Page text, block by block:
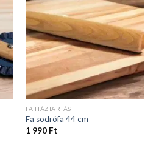
FA HÁZTARTÁS
Fa sodrófa 44 cm
1 990 Ft